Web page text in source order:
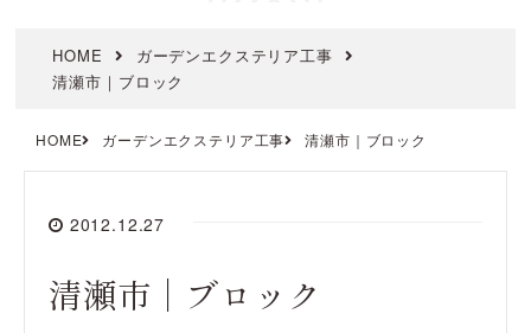
HOME
ガーデンエクステリア工事
清瀬市｜ブロック
HOME ガーデンエクステリア工事 清瀬市｜ブロック
2012.12.27
清瀬市｜ブロック